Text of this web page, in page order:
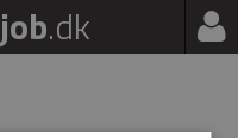
job.dk